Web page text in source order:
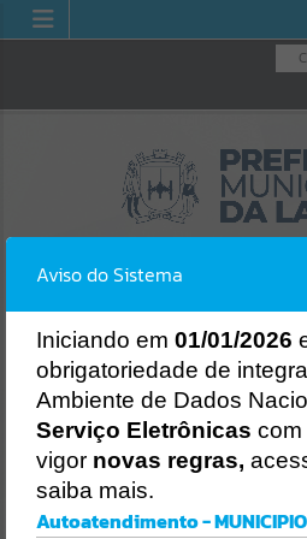
GERAL LICITAÇÕES
Aviso do Sistema
Iniciando em 01/01/2026
obrigatoriedade de
Ambiente de Dados
Serviço Eletrônicas com
vigor novas regras,
saiba mais.
Autoatendimento -
Erro
Gerenciamento do Sistema
Ocorreu um erro de script: